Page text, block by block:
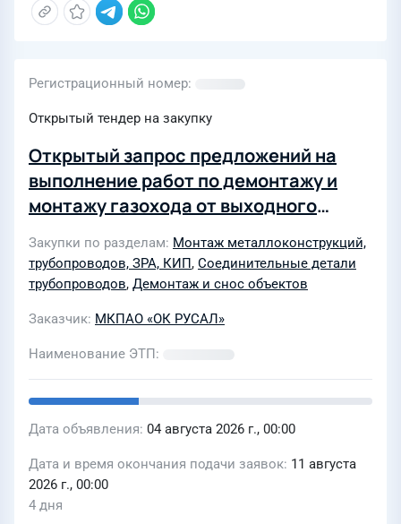
Регистрационный номер
Открытый тендер на закупку
Открытый запрос предложений на
выполнение работ по демонтажу и
монтажу газохода от выходного
основании Тех.решения по объекту
"Смесильно-прессовое отделение"
строительства Тайшетской Анодной
Фабрики
Закупки по разделам Монтаж металлоконструкций,
трубопроводов, ЗРА, КИП, Соединительные детали
трубопроводов, Демонтаж и снос объектов
Заказчик МКПАО «ОК РУСАЛ»
Наименование ЭТП
Дата объявления 04 августа 2026 г., 00:00
Дата и время окончания подачи заявок 11 августа
2026 г., 00:00
4 дня